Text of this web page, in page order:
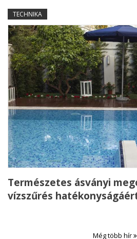
TECHNIKA
Természetes ásványi
vízszűrés
Még több hír